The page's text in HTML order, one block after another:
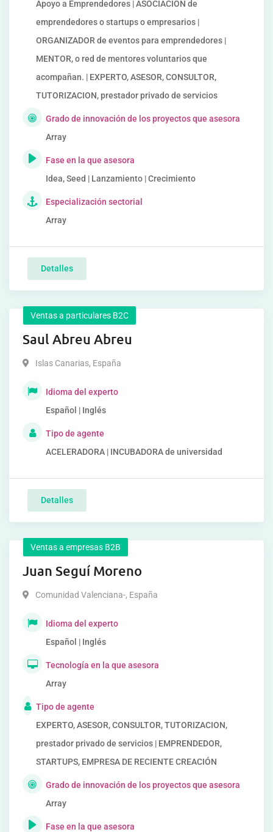
Apoyo a Emprendedores | ASOCIACION de
emprendedores o startups o empresarios |
ORGANIZADOR de eventos para emprendedores |
MENTOR, o red de mentores voluntarios que
acompañan. | EXPERTO, ASESOR, CONSULTOR,
TUTORIZACION, prestador privado de servicios
Grado de innovación de los proyectos que asesora
Array
Fase en la que asesora
Idea, Seed | Lanzamiento | Crecimiento
Especialización sectorial
Array
Detalles
Ventas a particulares B2C
Saul Abreu Abreu
Islas Canarias, España
Idioma del experto
Español | Inglés
Tipo de agente
ACELERADORA | INCUBADORA de universidad
Detalles
Ventas a empresas B2B
Juan Seguí Moreno
Comunidad Valenciana-, España
Idioma del experto
Español | Inglés
Tecnología en la que asesora
Array
Tipo de agente
EXPERTO, ASESOR, CONSULTOR, TUTORIZACION,
prestador privado de servicios | EMPRENDEDOR,
STARTUPS, EMPRESA DE RECIENTE CREACIÓN
Grado de innovación de los proyectos que asesora
Array
Fase en la que asesora